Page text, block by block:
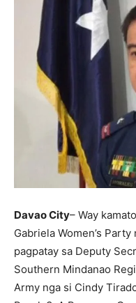
Davao City– Way
Gabriela Women’s
pagpatay sa Deputy
Southern Mindanao
Army nga si Cindy